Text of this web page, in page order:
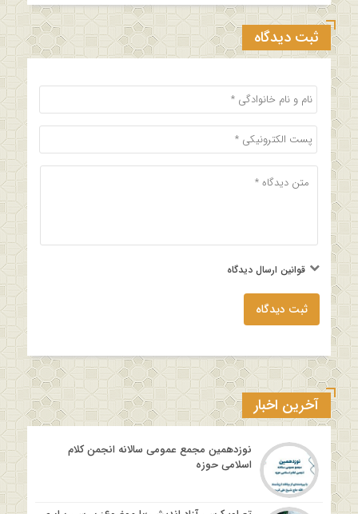
ثبت دیدگاه
قوانین ارسال دیدگاه
ثبت دیدگاه
آخرین اخبار
نوزدهمین مجمع عمومی سالانه انجمن کلام
اسلامی حوزه